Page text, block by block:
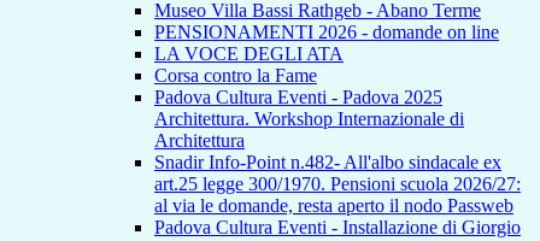
Museo Villa Bassi Rathgeb - Abano Terme
PENSIONAMENTI 2026 - domande on line
LA VOCE DEGLI ATA
Corsa contro la Fame
Padova Cultura Eventi - Padova 2025
Architettura. Workshop Internazionale di
Architettura
Snadir Info-Point n.482- All'albo sindacale ex
art.25 legge 300/1970. Pensioni scuola 2026/27:
al via le domande, resta aperto il nodo Passweb
Padova Cultura Eventi - Installazione di Giorgio